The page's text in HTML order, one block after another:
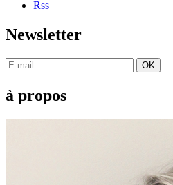
Rss
Newsletter
OK
à propos